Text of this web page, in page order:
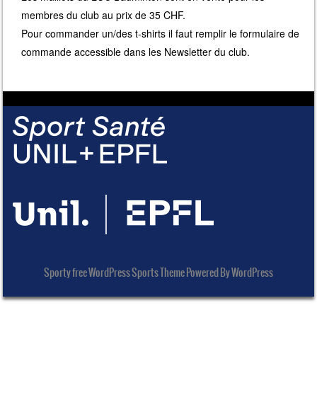
membres du club au prix de 35 CHF.
Pour commander un/des t-shirts il faut remplir le formulaire de
commande accessible dans les Newsletter du club.
Sporty free WordPress Sports Theme Powered By WordPress